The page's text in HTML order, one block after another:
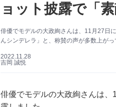
ョット披露で「
俳優でモデルの大政絢さんは、11月27日
んシンデレラ」と、称賛の声が多数上がっ
2022.11.28
吉岡 誠悦
俳優でモデルの大政絢さんは